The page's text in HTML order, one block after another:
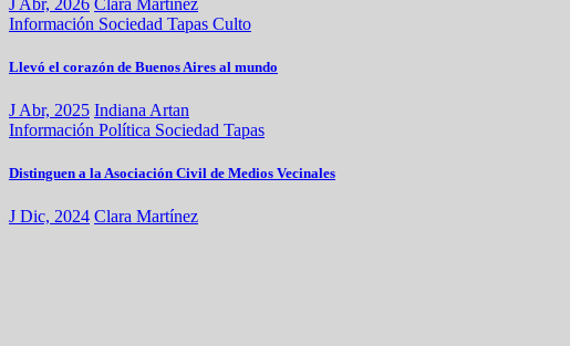
Información Sociedad Tapas Culto
Llevó el corazón de Buenos Aires al mundo
J Abr, 2025 Indiana Artan
Información Política Sociedad Tapas
Distinguen a la Asociación Civil de Medios Vecinales
J Dic, 2024 Clara Martínez